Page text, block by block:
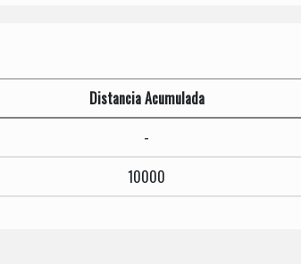
Distancia Acumulada
-
10000